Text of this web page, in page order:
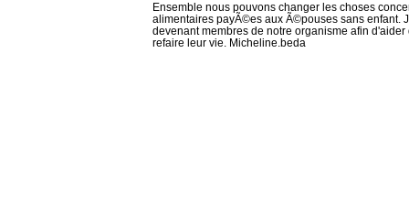
Ensemble nous pouvons changer les choses
alimentaires payÃ©es aux Ã©pouses sans enfant.
devenant membres de notre organisme afin
refaire leur vie. Micheline.beda